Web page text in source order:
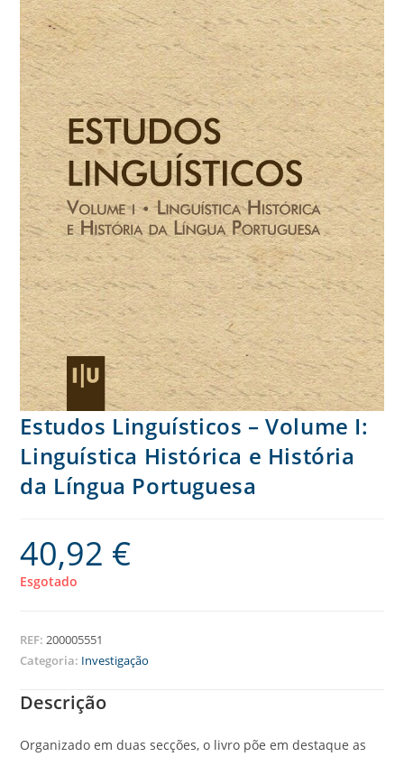
Estudos Linguísticos – Volume I:
Linguística Histórica e História
da Língua Portuguesa
40,92 €
Esgotado
REF:200005551
Categoria: Investigação
Descrição
Organizado em duas secções, o livro põe em destaque as